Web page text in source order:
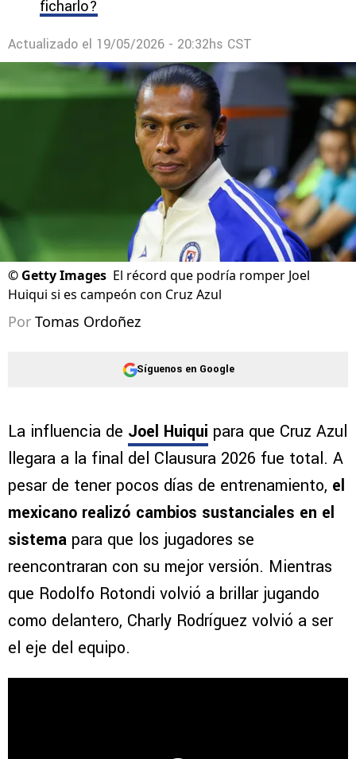
ficharlo?
Actualizado el 19/05/2026 - 20:32hs CST
© Getty Images El récord que podría romper Joel
Huiqui si es campeón con Cruz Azul
Por Tomas Ordoñez
Síguenos en Google
La influencia de Joel Huiqui para que Cruz Azul
llegara a la final del Clausura 2026 fue total. A
pesar de tener pocos días de entrenamiento, el
mexicano realizó cambios sustanciales en el
sistema para que los jugadores se
reencontraran con su mejor versión. Mientras
que Rodolfo Rotondi volvió a brillar jugando
como delantero, Charly Rodríguez volvió a ser
el eje del equipo.